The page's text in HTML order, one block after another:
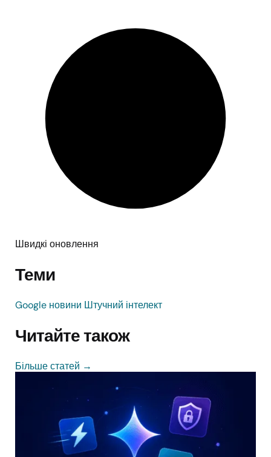
Швидкі оновлення
Теми
Google новини Штучний інтелект
Читайте також
Більше статей →